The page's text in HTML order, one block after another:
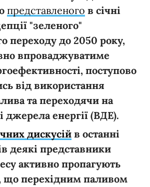
представленого в січні
"зеленого"
переходу до 2050 року,
впроваджуватиме
поступово
від використання
та переходячи на
джерела енергії (ВДЕ).
дискусій в останні
деякі представники
активно пропагують
що перехідним паливом